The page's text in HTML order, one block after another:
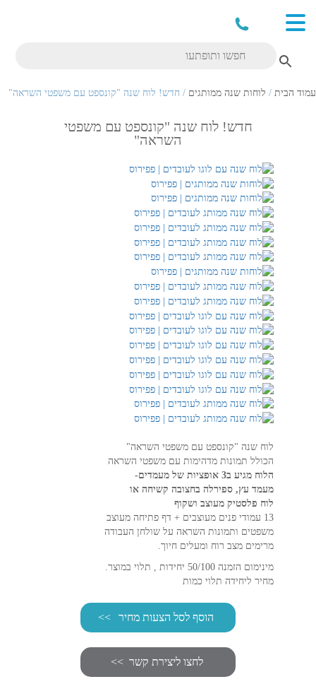
עמוד הבית / לוחות שנה ממותגים / חדש! לוח שנה "קונספט עם משפטי השראה"
חדש! לוח שנה "קונספט עם משפטי
השראה"
לוח שנה "קונספט עם משפטי השראה"
הכולל תמונות מדהימות עם משפטי השראה
הלוח מגיע ב3 אופציות של מעמדים-
מעמד עץ, ספירלה בחצובה קשיחה או
לוח פלסטיק מעוצב ושקוף
13 עמודי פנים מעוצבים + דף פתיחה מעוצב
משפטים ותמונות השראה על שולחן העבודה
מרימים מצב רוח ומעלים חיוך.
מינימום הזמנה 50/100 יחידות , תלוי במוצר.
מחיר ליחידה תלוי כמות
הוסף לסל הצעות מחיר